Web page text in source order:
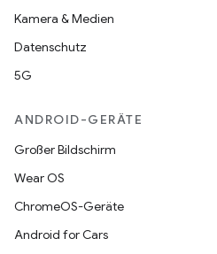
Kamera & Medien
Datenschutz
5G
ANDROID-GERÄTE
Großer Bildschirm
Wear OS
ChromeOS-Geräte
Android for Cars